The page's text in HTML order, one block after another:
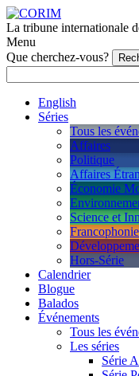
La tribune internationale
Menu
Que cherchez-vous?
English
Séries
Tous les
Affaires
Politique
Affaires
Économie
Science et
Hors-Série
Calendrier
Blogue
Balados
Événements
Tous les
Les séries
Série